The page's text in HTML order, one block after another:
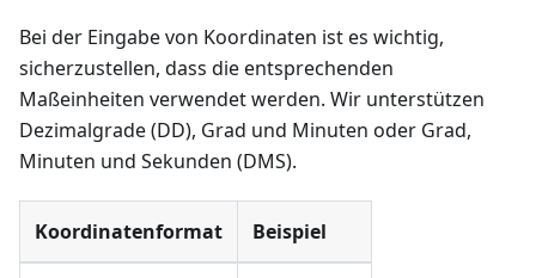
Bei der Eingabe von Koordinaten ist es wichtig,
sicherzustellen, dass die entsprechenden
Maßeinheiten verwendet werden. Wir unterstützen
Dezimalgrade (DD), Grad und Minuten oder Grad,
Minuten und Sekunden (DMS).
Koordinatenformat Beispiel